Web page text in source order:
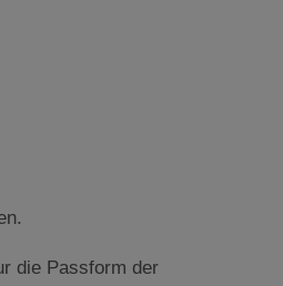
die Passform der